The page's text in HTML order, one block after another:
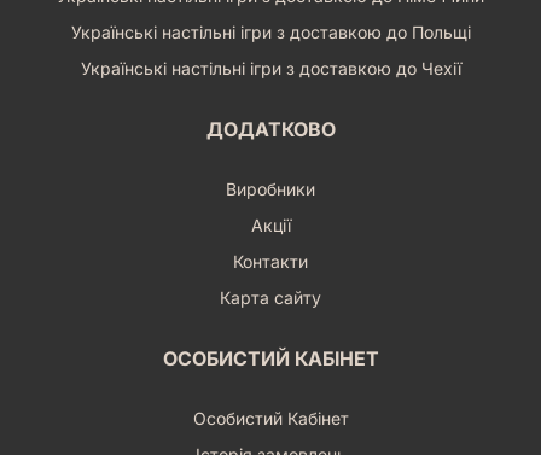
Українські настільні ігри з доставкою до Польщі
Українські настільні ігри з доставкою до Чехії
ДОДАТКОВО
Виробники
Акції
Контакти
Карта сайту
ОСОБИСТИЙ КАБІНЕТ
Особистий Кабінет